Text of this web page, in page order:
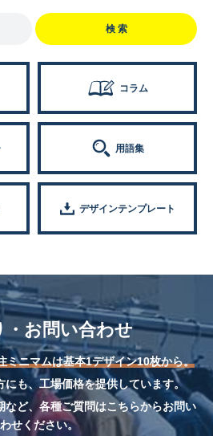
検 索
コラム
用語集
デザインテンプレート
・お問い合わせ
ミニマムは基本1デザイン10枚から。
にも、工場価格を提供しています。
など、各種ご質問はこちらからお問い
せください。